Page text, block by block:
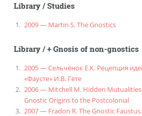
Library/Studies
2009 — Martin S. The Gnostics
Library/+ Gnosis of non-gnostics
2005 — Сельчёнок Е.К. Рецепция
«Фаусте» И.В. Гёте
2006 — Mitchell M. Hidden
Gnostic Origins to the Postcolonial
2007 — Fradon R. The Gnostic